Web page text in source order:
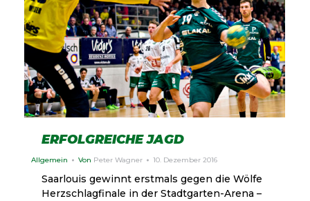
ERFOLGREICHE JAGD
Allgemein Von Peter Wagner 10. Dezember 2016
Saarlouis gewinnt erstmals gegen die Wölfe
Herzschlagfinale in der Stadtgarten-Arena –